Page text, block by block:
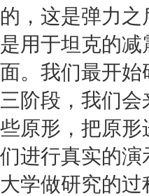
的，这是弹力
是用于坦克的
面。我们最开
三阶段，我们
些原形，把原
们进行真实的
大学做研究的